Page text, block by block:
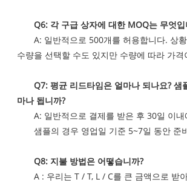
Q6: 각 구급 상자에 대한 MOQ는 무엇입
A: 일반적으로 500개를 허용합니다. 상
수량을 선택할 수도 있지만 수량에 따라 가격
Q7: 평균 리드타임은 얼마나 되나요? 샘
마나 됩니까?
A: 일반적으로 결제를 받은 후 30일 이
샘플의 경우 영업일 기준 5~7일 동안 준
Q8: 지불 방법은 어떻습니까?
A : 우리는 T / T, L / C를 큰 금액으로 받